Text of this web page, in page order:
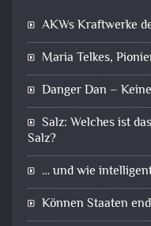
AKWs Kraftwerke
Maria Telkes,
Danger Dan –
Salz: Welches ist
Salz?
… und wie
Können Staaten